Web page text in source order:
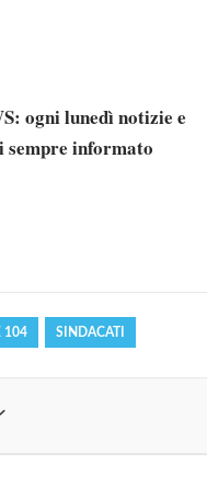
ogni lunedì notizie e
sempre informato
104 SINDACATI